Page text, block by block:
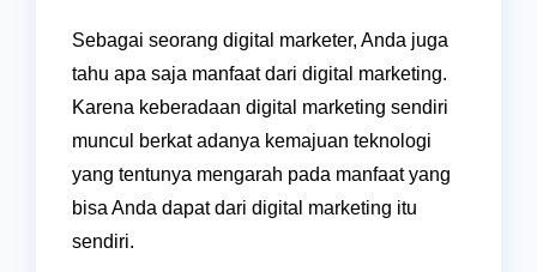
Sebagai seorang digital marketer, Anda juga
tahu apa saja manfaat dari digital marketing.
Karena keberadaan digital marketing sendiri
muncul berkat adanya kemajuan teknologi
yang tentunya mengarah pada manfaat yang
bisa Anda dapat dari digital marketing itu
sendiri.